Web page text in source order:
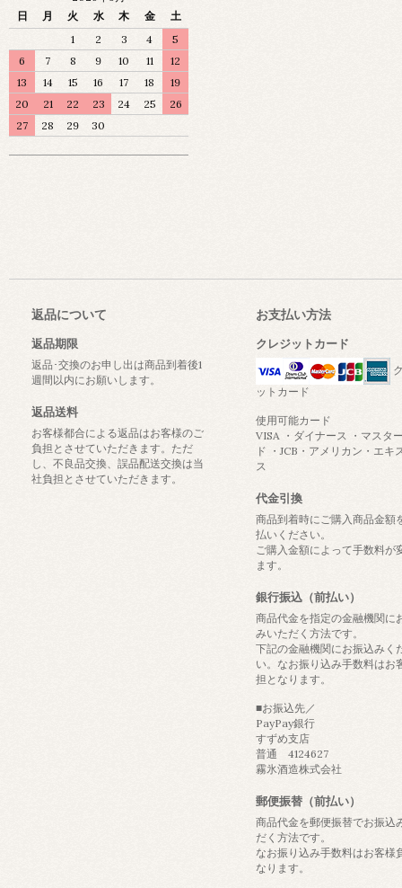
日
月 火 水 木 金
土
1
2 3 4
5
6
7 8 9 10 11
12
13
14 15 16 17 18
19
20
21 22 23 24 25
26
27
28 29 30
返品について
返品期限
返品･交換のお申し出は商品到着後1
週間以内にお願いします。
返品送料
お客様都合による返品はお客様のご
負担とさせていただきます。ただ
し、不良品交換、誤品配送交換は当
社負担とさせていただきます。
お支払い方法
クレジットカード
ットカード
使用可能カード
VISA ・ダイナース ・マスタ
ド ・JCB・アメリカン・エキ
ス
代金引換
商品到着時にご購入商品金額
払いください。
ご購入金額によって手数料が
ます。
銀行振込（前払い）
商品代金を指定の金融機関に
みいただく方法です。
下記の金融機関にお振込みく
い。なお振り込み手数料はお
担となります。
■お振込先／
PayPay銀行
すずめ支店
普通 4124627
霧氷酒造株式会社
郵便振替（前払い）
商品代金を郵便振替でお振込
だく方法です。
なお振り込み手数料はお客様
なります。